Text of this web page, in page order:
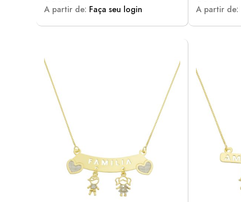
A partir de: Faça seu login
A partir de: